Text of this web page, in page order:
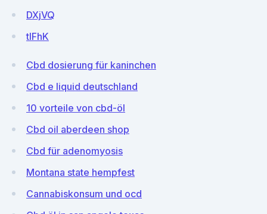
DXjVQ
tIFhK
Cbd dosierung für kaninchen
Cbd e liquid deutschland
10 vorteile von cbd-öl
Cbd oil aberdeen shop
Cbd für adenomyosis
Montana state hempfest
Cannabiskonsum und ocd